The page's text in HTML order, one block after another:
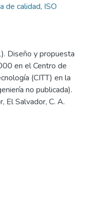
de calidad, ISO
Diseño y propuesta
en el Centro de
(CITT) en la
no publicada).
El Salvador, C. A.